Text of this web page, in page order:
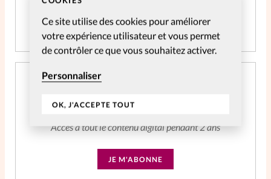
Ce site utilise des cookies pour améliorer
votre expérience utilisateur et vous permet
de contrôler ce que vous souhaitez activer.
Personnaliser
OK, J'ACCEPTE TOUT
JE M'ABONNE
Abonnement SpirituElles Web 2 ans
CHF39.04
Accès à tout le contenu digital pendant 2 ans
JE M'ABONNE